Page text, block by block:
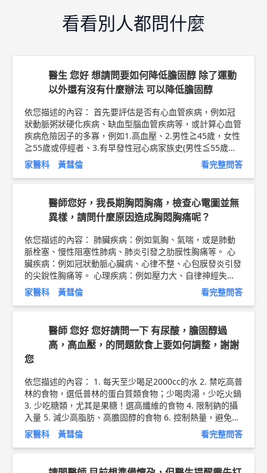
看看別人都問什麼
醫生 您好 想請問要如何降低膽固醇 除了運動
以外還有沒有什麼辦法 可以降低膽固醇
依您描述的內容： 首先要評估是否有心血管疾病，例如冠
狀動脈粥狀硬化疾病、缺血型腦血管疾病等，或計算心血管
疾病危險因子的多寡，例如1.高血壓、2.男性≧45歲，女性
≧55歲或停經者、3.有早發性冠心病家族史(男性≦55歲，
女性≦65歲)、4.高密度膽固醇<40mg/dL、5.吸菸等，配合
低密度膽固醇的數值決定是否需要使用藥物治療。 血液中
膽固醇過高，建議以下的飲食調整： 1、膽固醇含量高的食
物必須限制食用：蛋黃每天不超過2個，動物內臟、雞皮、
肥肉及魚蛋、蟹黃等少吃。 2、低脂飲食：選用低脂、脫脂
牛奶，煎炸食品、動物性油脂少吃，選擇易消化而膽固醇含
瑪琳、植物性奶油。 3、加強優質蛋白質的攝取：選擇植物
性蛋白質如豆類，或魚肉、雞肉等蛋白質含量高而脂肪含量
較低的肉類。 4、每天食用新鮮五色蔬菜500克：它們富含
維生素和礦物質，膳食纖維也能減少膽固醇的吸收、加速膽
固醇排泄，降低血脂。 以上純係觀念交流，一切以醫師實
際看診為準。 新竹東元醫院 家庭醫學科 主治醫師 黃彗倫
醫師簡介 ►http://bit.ly/2uUM3sQ
家醫科 黃彗倫 看完整問答
醫師您好，我長期胸悶胸痛，檢查心電圖並無
異樣，請問什麼原因造成胸悶胸痛呢？
依您描述的內容： 肺臟疾病：例如氣胸、氣喘，或是肺動
脈栓塞、慢性阻塞性肺病、肺炎引發之肋膜性胸痛等。 心
臟疾病：例如冠狀動脈心臟病、心律不整、心包膜發炎引發
的尖銳性胸痛等。 心理疾病：例如壓力大、自律神經失
調、容易緊張、過度換氣症候群等。 非典型胸痛： 1. 胃食
道逆流伴隨有噁心、嘔吐、酸水逆流、胸口灼熱感。 2. 更
年期婦女因為荷爾蒙的變化，也可能出現胸悶痛的症狀。 3.
胸痛發作時如果有特定的壓痛點，大多為過度運動或外傷引
起之肌肉筋膜發炎。 4. 胸痛如刀割，疼痛難耐且後續發生
疼痛性水泡結痂者，則為帶狀皰疹引發的胸痛。 以上純係
觀念交流，一切以醫師實際看診為準。 東元綜合醫院 家庭
血糖控制衛教文章 http://bit.ly/2vlkREB
家醫科 黃彗倫 看完整問答
醫師 您好 您好請問一下 有尿酸，膽固醇過
高，高血壓，的問題飲食上要如何調整，謝謝
您
依您描述的內容： 1. 每天至少喝足2000cc的水 2. 禁吃高普
林的食物，選低普林的蛋白質類食物；少喝肉湯，少吃火鍋
3. 少吃糖類，尤其是果糖！選高纖維的食物 4. 限制鈉的攝
入量 5. 減少高脂肪、高膽固醇的食物 6. 控制熱量，避免體
重增加 7. 多吃含鉀的食物 8. 料理多採水煮、悶燉、清蒸之
方式，並以植物油代替動物油 9. 可考慮地中海飲食 以上純
係觀念交流，一切以醫師實際看診為準。 新竹東元醫院 家
庭醫學科 主治醫師 黃彗倫 醫師簡介 ►http://bit.ly/2uUM
家醫科 黃彗倫 看完整問答